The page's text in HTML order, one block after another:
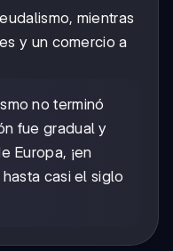
mientras
y un comercio a
no terminó
fue gradual y
Europa, ¡en
casi el siglo